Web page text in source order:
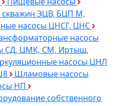
скважин ЭЦВ, БЦП М,
насосы ЦНСГ, ЦНС
насосы
СД, ЦМК, СМ, Иртыш,
насосы ЦНЛ
Шламовые насосы
НП
собственного